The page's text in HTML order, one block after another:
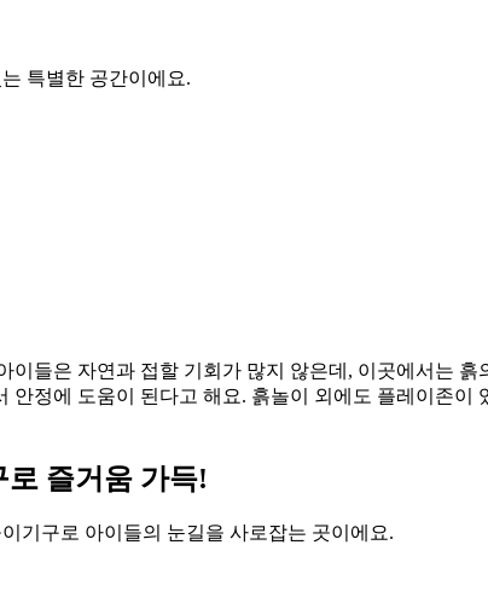
특별한 공간이에요.
들은 자연과 접할 기회가 많지 않은데, 이곳에서는 흙
정에 도움이 된다고 해요. 흙놀이 외에도 플레이존이
로 즐거움 가득!
기구로 아이들의 눈길을 사로잡는 곳이에요.